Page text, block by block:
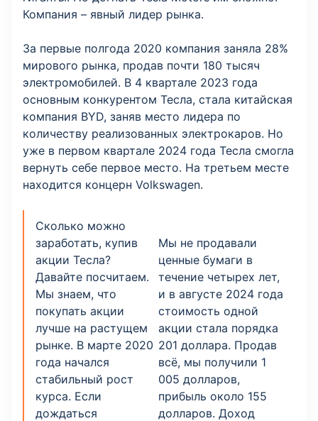
Компания – явный лидер рынка.
За первые полгода 2020 компания заняла 28%
мирового рынка, продав почти 180 тысяч
электромобилей. В 4 квартале 2023 года
основным конкурентом Тесла, стала китайская
компания BYD, заняв место лидера по
количеству реализованных электрокаров. Но
уже в первом квартале 2024 года Тесла смогла
вернуть себе первое место. На третьем месте
находится концерн Volkswagen.
Сколько можно
заработать, купив
акции Тесла?
Давайте посчитаем.
Мы знаем, что
покупать акции
лучше на растущем
рынке. В марте 2020
года начался
стабильный рост
курса. Если
дождаться
Мы не продавали
ценные бумаги в
течение четырех лет,
и в августе 2024 года
стоимость одной
акции стала порядка
201 доллара. Продав
всё, мы получили 1
005 долларов,
прибыль около 155
долларов. Доход